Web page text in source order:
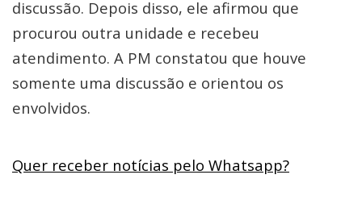
discussão. Depois disso, ele afirmou que
procurou outra unidade e recebeu
atendimento. A PM constatou que houve
somente uma discussão e orientou os
envolvidos.
Quer receber notícias pelo Whatsapp?